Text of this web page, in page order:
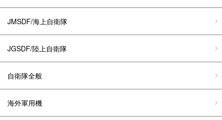
JMSDF/海上自衛隊
JGSDF/陸上自衛隊
自衛隊全般
海外軍用機